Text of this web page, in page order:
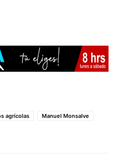
agrícolas
Manuel Monsalve